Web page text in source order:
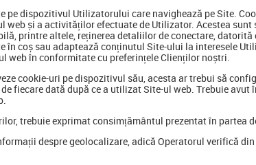
dispozitivul Utilizatorului care navighează pe Site.
și a activităților efectuate de Utilizator. Acestea
printre altele, reținerea detaliilor de conectare,
în coș sau adaptează conținutul Site-ului la interesele
web în conformitate cu preferințele Clienților noștri.
cookie-uri pe dispozitivul său, acesta ar trebui să
fiecare dată după ce a utilizat Site-ul web. Trebuie
trebuie exprimat consimțământul prezentat în partea
despre geolocalizare, adică Operatorul verifică